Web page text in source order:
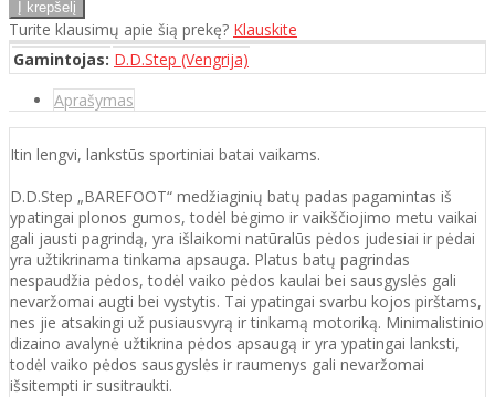
Turite klausimų apie šią prekę? Klauskite
Gamintojas: D.D.Step (Vengrija)
Aprašymas
Itin lengvi, lankstūs sportiniai batai vaikams.
D.D.Step „BAREFOOT“ medžiaginių batų padas pagamintas iš
ypatingai plonos gumos, todėl bėgimo ir vaikščiojimo metu vaikai
gali jausti pagrindą, yra išlaikomi natūralūs pėdos judesiai ir pėdai
yra užtikrinama tinkama apsauga. Platus batų pagrindas
nespaudžia pėdos, todėl vaiko pėdos kaulai bei sausgyslės gali
nevaržomai augti bei vystytis. Tai ypatingai svarbu kojos pirštams,
nes jie atsakingi už pusiausvyrą ir tinkamą motoriką. Minimalistinio
dizaino avalynė užtikrina pėdos apsaugą ir yra ypatingai lanksti,
todėl vaiko pėdos sausgyslės ir raumenys gali nevaržomai
išsitempti ir susitraukti.